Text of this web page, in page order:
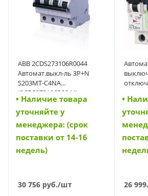
ABB 2CDS273106R0044
Автомат.выкл-ль 3P+N
S203MT-C4NA
(2CDS273106R0044)
• Наличие товара
уточняйте у
менеджера: (срок
поставки от 14-16
недель)
30 756 руб./шт
откл.
(FAZ-
•
26